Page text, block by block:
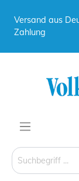
Versand aus
Zahlung